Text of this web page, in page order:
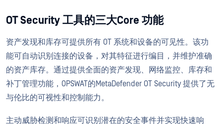
OT Security 工具的三大Core 功能
资产发现和库存可提供所有 OT 系统和设备的可见性。该功
能可自动识别连接的设备，对其特征进行编目，并维护准确
的资产库存。通过提供全面的资产发现、网络监控、库存和
补丁管理功能，OPSWAT的MetaDefender OT Security 提供了无
与伦比的可视性和控制能力。
主动威胁检测和响应可识别潜在的安全事件并实现快速响